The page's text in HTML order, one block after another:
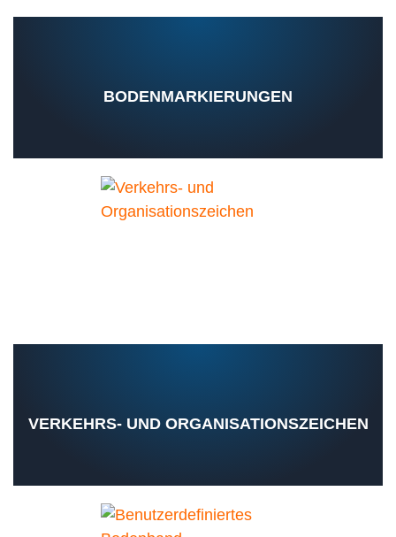
BODENMARKIERUNGEN
VERKEHRS- UND ORGANISATIONSZEICHEN